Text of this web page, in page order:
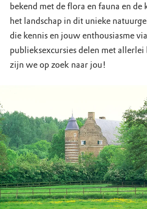
bekend met de flora en fauna en de
het landschap in dit unieke
die kennis en jouw enthousiasme via
publieksexcursies delen met allerlei
zijn we op zoek naar jou!